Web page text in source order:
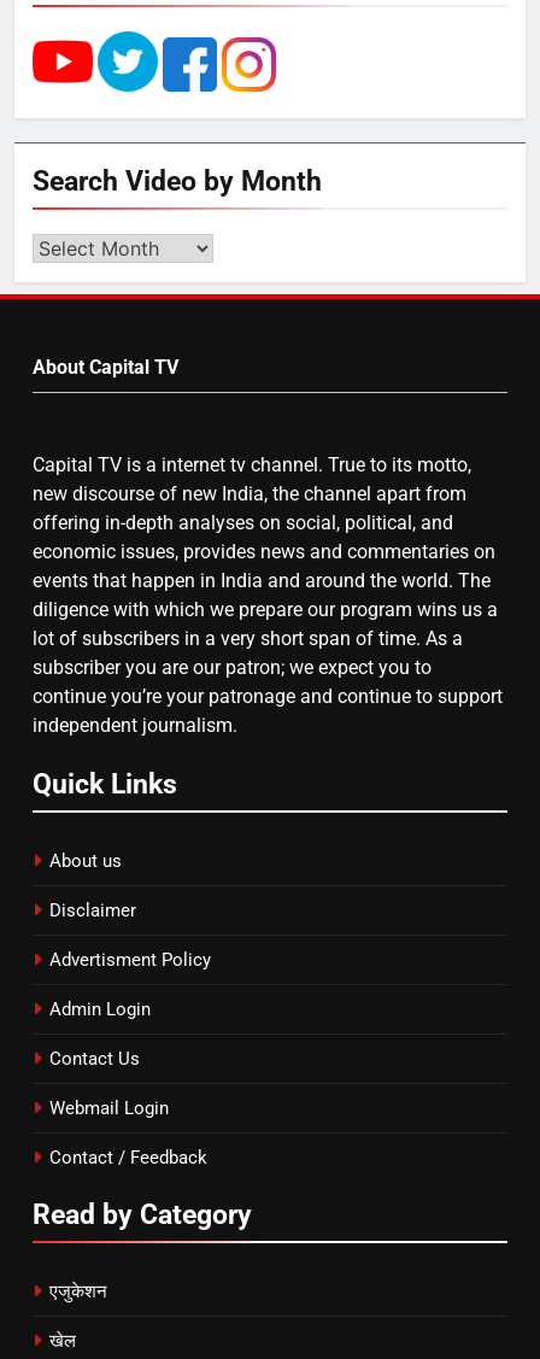
उत्तर प्रदेश में गांवों में बढ़ेंगी सुविधाएं: 67%
बढ़ा पंचायतों का बजट
गाजा युद्धविराम को लेकर बड़ी खबरें
दिल्ली कोर्ट ने IRCTC घोटाले में आरोप
Search Video by Month
Search
by
About Capital TV
Capital TV is a internet tv channel. True to its motto,
new discourse of new India, the channel apart from
offering in-depth analyses on social, political, and
economic issues, provides news and commentaries on
events that happen in India and around the world. The
diligence with which we prepare our program wins us a
lot of subscribers in a very short span of time. As a
subscriber you are our patron; we expect you to
continue you’re your patronage and continue to support
independent journalism.
Quick Links
About us
Disclaimer
Advertisment Policy
Admin Login
Contact Us
Webmail Login
Contact / Feedback
Read by Category
एजुकेशन
खेल